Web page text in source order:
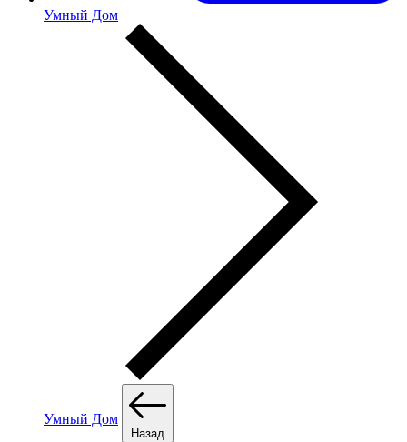
Умный Дом
Умный Дом
Назад